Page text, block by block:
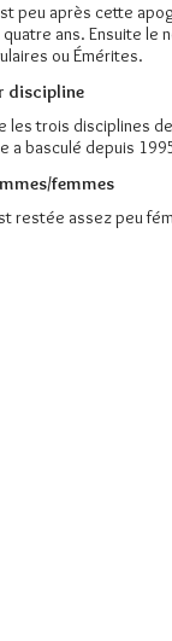
peu après cette
ans. Ensuite le
ou Émérites.
discipline
les trois disciplines
a basculé depuis
femmes
restée assez peu